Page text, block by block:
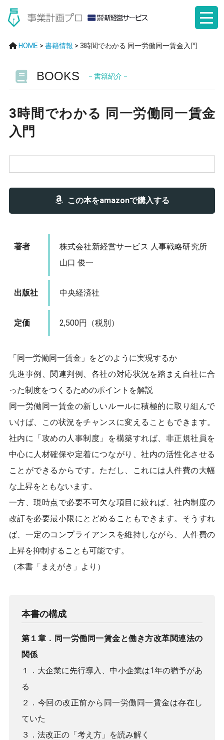
HOME > 書籍情報 > 3時間でわかる 同一労働同一賃金入門
BOOKS －書籍紹介－
3時間でわかる 同一労働同一賃金
入門
この本をamazonで購入する
著者
株式会社新経営サービス 人事戦略研究所
山口 俊一
出版社 中央経済社
定価 2,500円（税別）
「同一労働同一賃金」をどのように実現するか
先進事例、関連判例、各社の対応状況を踏まえ自社に合
った制度をつくるためのポイントを解説
同一労働同一賃金の新しいルールに積極的に取り組んで
いけば、この状況をチャンスに変えることもできます。
社内に「攻めの人事制度」を構築すれば、非正規社員を
中心に人材確保や定着につながり、社内の活性化させる
ことができるからです。ただし、これには人件費の大幅
な上昇をともないます。
一方、現時点で必要不可欠な項目に絞れば、社内制度の
改訂を必要最小限にとどめることもできます。そうすれ
ば、一定のコンプライアンスを維持しながら、人件費の
上昇を抑制することも可能です。
（本書「まえがき」より）
本書の構成
第１章．同一労働同一賃金と働き方改革関連法の
関係
１．大企業に先行導入、中小企業は1年の猶予があ
る
２．今回の改正前から同一労働同一賃金は存在し
ていた
３．法改正の「考え方」を読み解く